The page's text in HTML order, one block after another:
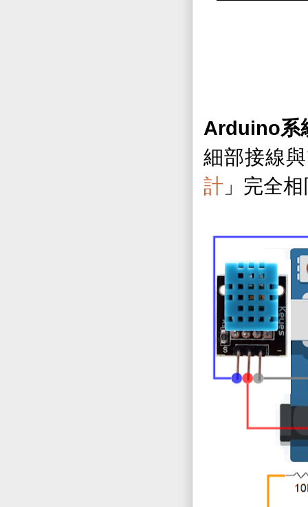
Arduino系
細部接線
計 」完全